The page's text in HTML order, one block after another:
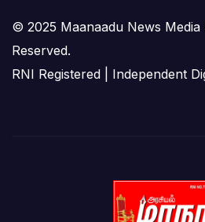
© 2025 Maanaadu News Media
Reserved.
RNI Registered | Independent